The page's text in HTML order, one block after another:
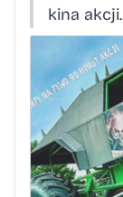
kina akcji.